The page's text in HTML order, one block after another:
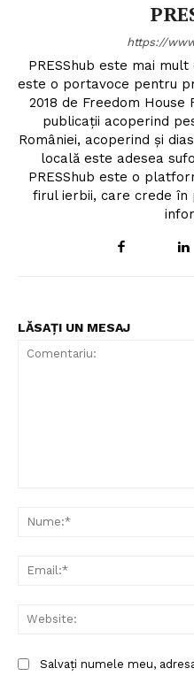
https://
PRESShub este mai
este o portavoce pentru
2018 de Freedom House
publicații acoperind
României, acoperind și
locală este adesea
PRESShub este o
firul ierbii, care crede în
LĂSAȚI UN MESAJ
Salvați numele meu,